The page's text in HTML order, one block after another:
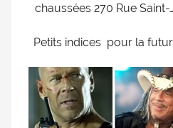
doublage
chaussées 270 Rue
Petits indices pour la